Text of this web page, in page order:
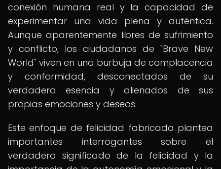
conexión humana real y la capacidad de
experimentar una vida plena y auténtica.
Aunque aparentemente libres de sufrimiento
y conflicto, los ciudadanos de "Brave New
World" viven en una burbuja de complacencia
y conformidad, desconectados de su
verdadera esencia y alienados de sus
propias emociones y deseos.
Este enfoque de felicidad fabricada plantea
importantes interrogantes sobre el
verdadero significado de la felicidad y la